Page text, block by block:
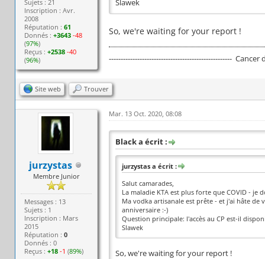
Sujets : 21
Inscription : Avr.
2008
Réputation :61
Donnés :+3643 -48
(97%)
Reçus :+2538 -40
(96%)
Slawek
So, we're waiting for your report !
----------------------------------------------------
Site web Trouver
jurzystas
Membre Junior
Messages : 13
Sujets : 1
Inscription : Mars
2015
Réputation :0
Donnés : 0
Reçus :+18 -1 (89%)
Mar. 13 Oct. 2020, 08:08
Black a écrit :
jurzystas a écrit :
Salut camarades,
La maladie KTA est plus forte que COVID - je
Ma vodka artisanale est prête - et j'ai hâte de
anniversaire :-)
Question principale: l'accès au CP est-il
Slawek
So, we're waiting for your report !